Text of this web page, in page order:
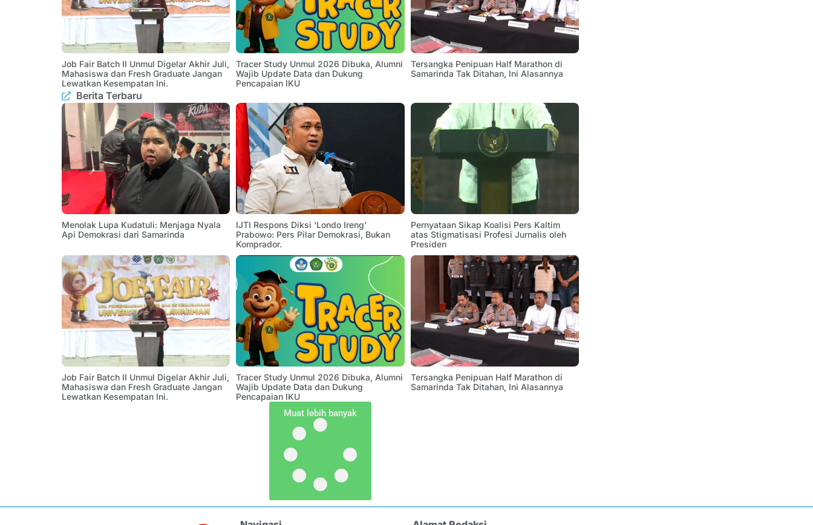
Job Fair Batch II Unmul Digelar Akhir Juli,
Mahasiswa dan Fresh Graduate Jangan
Lewatkan Kesempatan Ini.
Tracer Study Unmul 2026 Dibuka, Alumni
Wajib Update Data dan Dukung
Pencapaian IKU
Tersangka Penipuan Half Marathon di
Samarinda Tak Ditahan, Ini Alasannya
Berita Terbaru
Menolak Lupa Kudatuli: Menjaga Nyala
Api Demokrasi dari Samarinda
IJTI Respons Diksi ‘Londo Ireng’
Prabowo: Pers Pilar Demokrasi, Bukan
Komprador.
Pernyataan Sikap Koalisi Pers Kaltim
atas Stigmatisasi Profesi Jurnalis oleh
Presiden
Job Fair Batch II Unmul Digelar Akhir Juli,
Mahasiswa dan Fresh Graduate Jangan
Lewatkan Kesempatan Ini.
Tracer Study Unmul 2026 Dibuka, Alumni
Wajib Update Data dan Dukung
Pencapaian IKU
Tersangka Penipuan Half Marathon di
Samarinda Tak Ditahan, Ini Alasannya
Muat lebih banyak